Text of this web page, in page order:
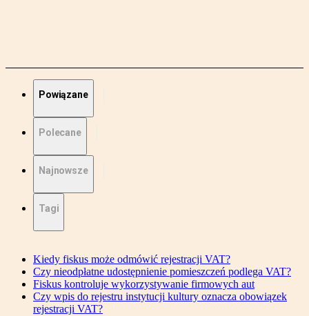
Powiązane
Polecane
Najnowsze
Tagi
Kiedy fiskus może odmówić rejestracji VAT?
Czy nieodpłatne udostępnienie pomieszczeń podlega VAT?
Fiskus kontroluje wykorzystywanie firmowych aut
Czy wpis do rejestru instytucji kultury oznacza obowiązek
rejestracji VAT?